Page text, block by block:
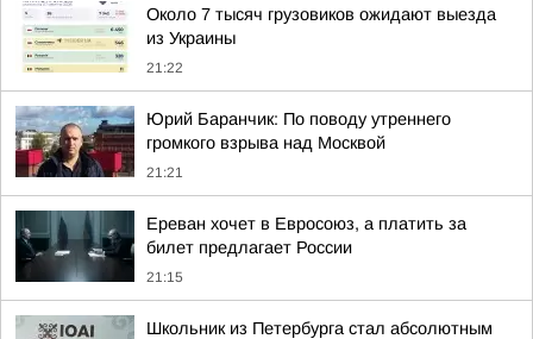
Около 7 тысяч грузовиков ожидают выезда
из Украины
21:22
Юрий Баранчик: По поводу утреннего
громкого взрыва над Москвой
21:21
Ереван хочет в Евросоюз, а платить за
билет предлагает России
21:15
Школьник из Петербурга стал абсолютным